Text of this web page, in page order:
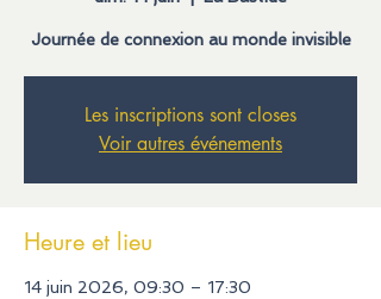
Journée de connexion au monde invisible
Les inscriptions sont closes
Voir autres événements
Heure et lieu
14 juin 2026, 09:30 – 17:30